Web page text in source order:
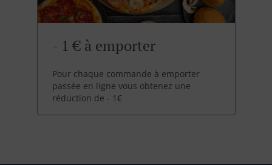
- 1 € à emporter
Pour chaque commande à emporter
passée en ligne vous obtenez une
réduction de - 1€